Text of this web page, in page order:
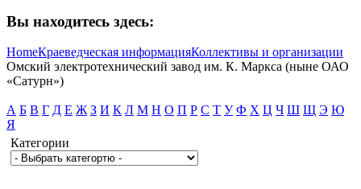
Вы находитесь здесь:
HomeКраеведческая информацияКоллективы и организации
Омский электротехнический завод им. К. Маркса (ныне ОАО
«Сатурн»)
А Б В Г Д Е Ж З И К Л М Н О П Р С Т У Ф Х Ц Ч Ш Щ Э Ю
Я
Категории